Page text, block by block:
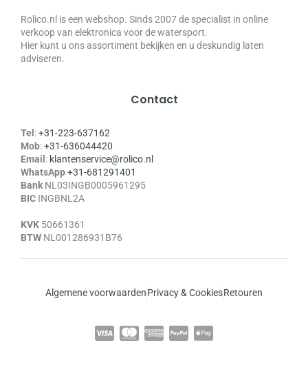
Rolico.nl is een webshop. Sinds 2007 de specialist in online
verkoop van elektronica voor de watersport.
Hier kunt u ons assortiment bekijken en u deskundig laten
adviseren.
Contact
Tel :+31-223-637162
Mob:+31-636044420
Email : klantenservice@rolico.nl
WhatsApp+31-681291401
Bank NL03INGB0005961295
BIC INGBNL2A
KVK 50661361
BTW NL001286931B76
Algemene voorwaardenPrivacy & CookiesRetouren